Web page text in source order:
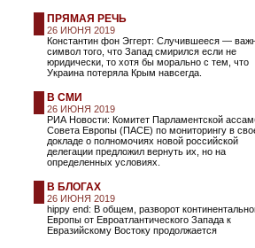
ПРЯМАЯ РЕЧЬ
26 ИЮНЯ 2019
Константин фон Эггерт: Случившееся —
символ того, что Запад смирился если не
юридически, то хотя бы морально с тем, что
Украина потеряла Крым навсегда.
В СМИ
26 ИЮНЯ 2019
РИА Новости: Комитет Парламентской
Совета Европы (ПАСЕ) по мониторингу в
докладе о полномочиях новой российской
делегации предложил вернуть их, но на
определенных условиях.
В БЛОГАХ
26 ИЮНЯ 2019
hippy end: В общем, разворот
Европы от Евроатлантического Запада к
Евразийскому Востоку продолжается